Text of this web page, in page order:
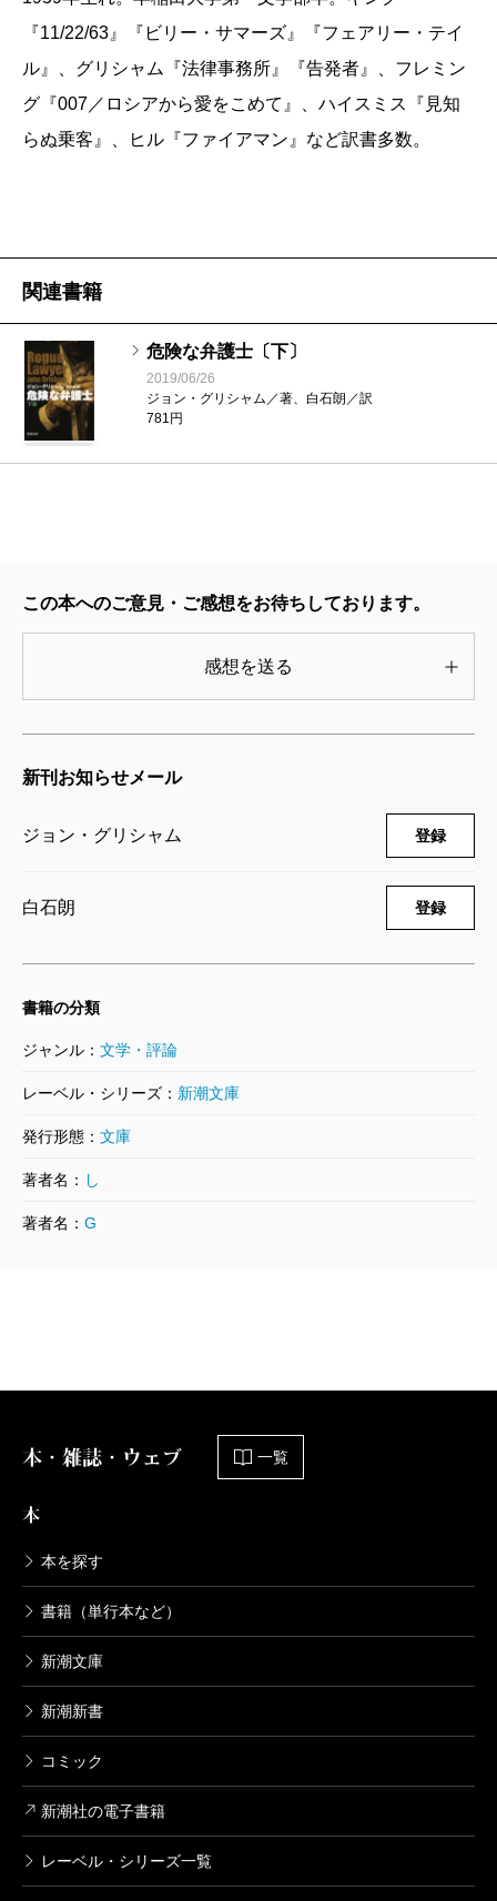
『11/22/63』『ビリー・サマーズ』『フェアリー・テイ
ル』、グリシャム『法律事務所』『告発者』、フレミン
グ『007／ロシアから愛をこめて』、ハイスミス『見知
らぬ乗客』、ヒル『ファイアマン』など訳書多数。
関連書籍
危険な弁護士〔下〕
2019/06/26
ジョン・グリシャム／著、白石朗／訳
781円
この本へのご意見・ご感想をお待ちしております。
感想を送る
新刊お知らせメール
ジョン・グリシャム 登録
白石朗 登録
書籍の分類
ジャンル： 文学・評論
レーベル・シリーズ： 新潮文庫
発行形態： 文庫
著者名： し
著者名： G
本・雑誌・ウェブ 一覧
本
本を探す
書籍（単行本など）
新潮文庫
新潮新書
コミック
新潮社の電子書籍
レーベル・シリーズ一覧